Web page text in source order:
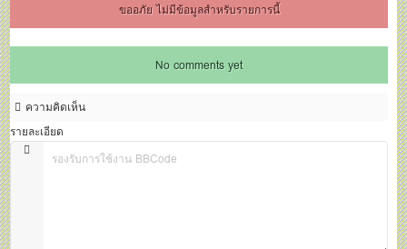
ขออภัย ไม่มีข้อมูลสำหรับรายการนี้
No comments yet
ความคิดเห็น
รายละเอียด